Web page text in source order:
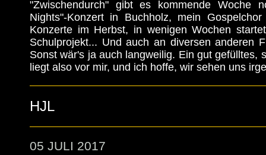
"Zwischendurch" gibt es kommende Woche
Nights"-Konzert in Buchholz, mein
Konzerte im Herbst, in wenigen Wochen
Schulprojekt... Und auch an diversen anderen
Sonst wär's ja auch langweilig. Ein gut gefülltes,
liegt also vor mir, und ich hoffe, wir sehen uns
HJL
05 JULI 2017